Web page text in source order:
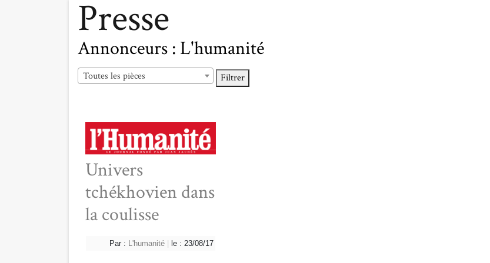
Presse
Annonceurs : L'humanité
Toutes les pièces Filtrer
Univers
tchékhovien dans
la coulisse
Par : L'humanité le : 23/08/17